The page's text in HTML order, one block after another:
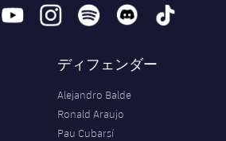
youtubeinstagramspotify discord tiktok
ディフェンダー
Alejandro Balde
Ronald Araujo
Pau Cubarsí